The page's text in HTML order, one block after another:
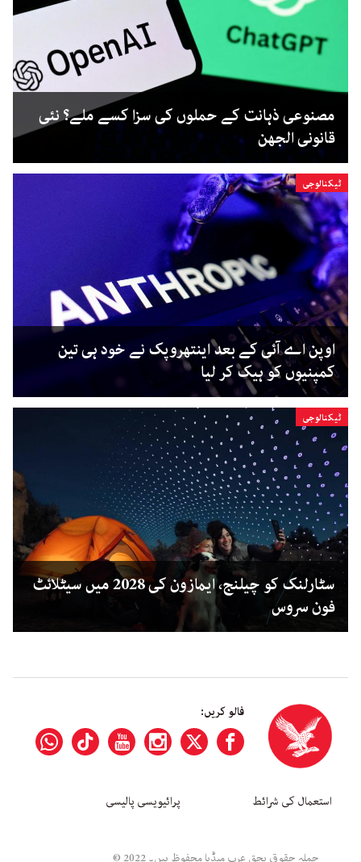
مصنوعی ذہانت کے حملوں کی سزا کسے ملے؟ نئی
قانونی الجھن
ٹیکنالوجی
اوپن اے آئی کے بعد اینتھروپک نے خود ہی تین
کمپنیوں کو ہیک کر لیا
ٹیکنالوجی
سٹارلنک کو چیلنج، ایمازون کی 2028 میں سیٹلائٹ
فون سروس
فالو کریں:
استعمال کی شرائط پرائیویسی پالیسی
جملہ حقوق بحق عرب میڈیا محفوظ ہیں۔ 2022 ©